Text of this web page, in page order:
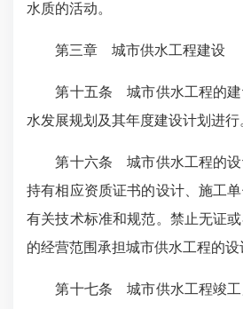
水质的活动。
第三章 城市供水工程建设
第十五条 城市供水工程的建
水发展规划及其年度建设计划进行
第十六条 城市供水工程的设
持有相应资质证书的设计、施工
有关技术标准和规范。禁止无证
的经营范围承担城市供水工程的设
第十七条 城市供水工程竣工